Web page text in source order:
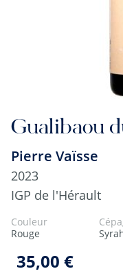
Gualibaou
Pierre Vaïsse
2023
IGP de l'Hérault
Couleur
Rouge
35,00 €